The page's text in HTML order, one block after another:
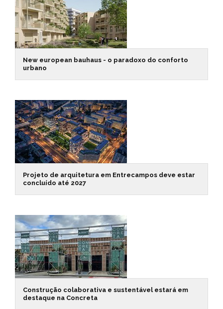
New european bauhaus - o paradoxo do conforto
urbano
Projeto de arquitetura em Entrecampos deve estar
concluído até 2027
Construção colaborativa e sustentável estará em
destaque na Concreta